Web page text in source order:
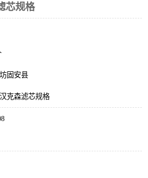
芯规格
固安县
克森滤芯规格